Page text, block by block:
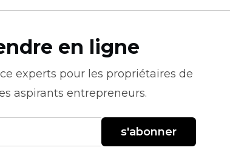
en ligne
experts pour les propriétaires de
aspirants entrepreneurs.
s'abonner